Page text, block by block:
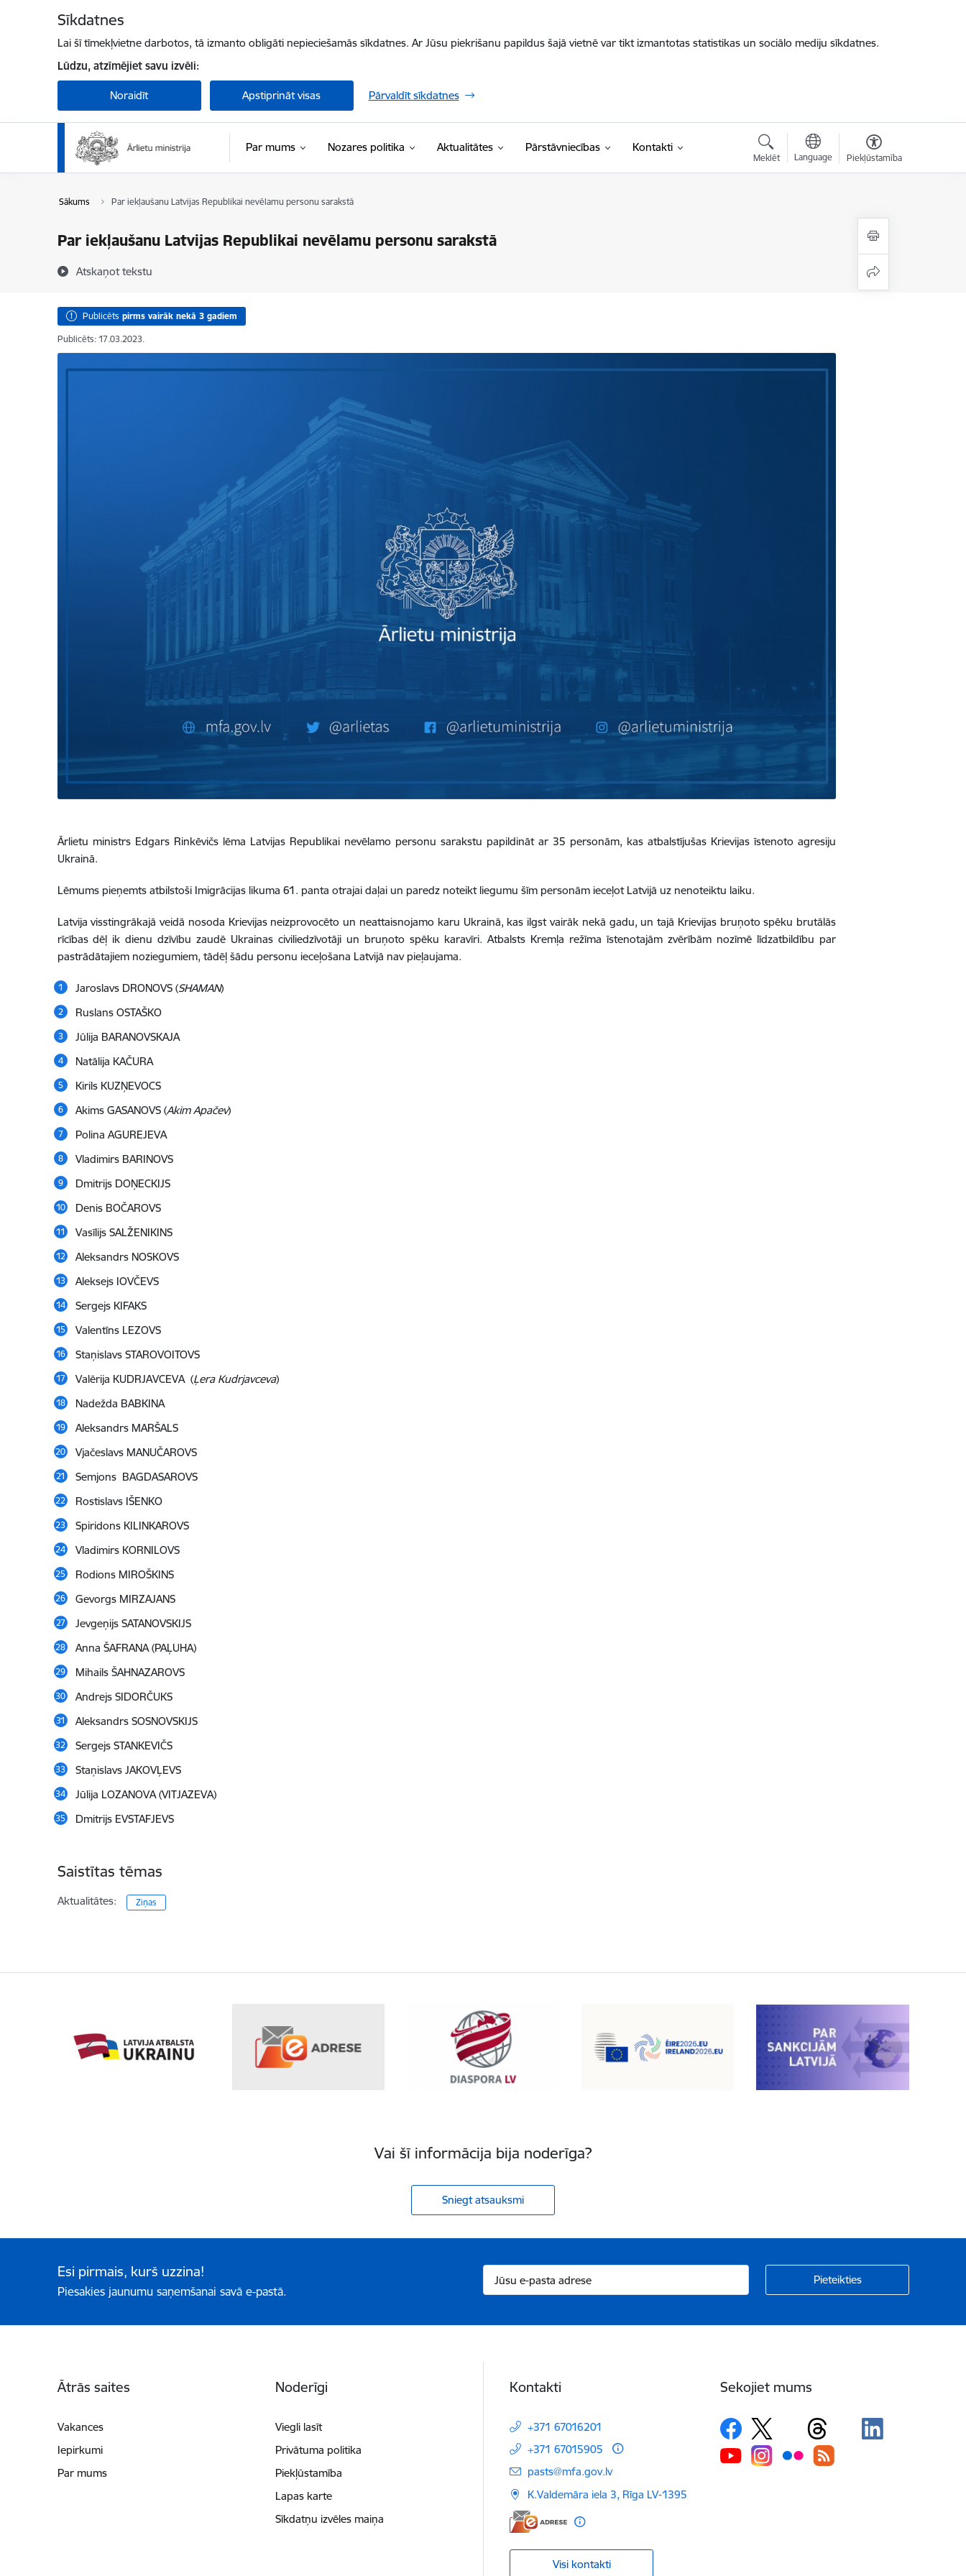
Sīkdatnes
Lai šī tīmekļvietne darbotos, tā izmanto obligāti nepieciešamās sīkdatnes. Ar Jūsu piekrišanu papildus šajā vietnē var tikt izmantotas statistikas un sociālo mediju sīkdatnes.
Lūdzu, atzīmējiet savu izvēli:
Noraidīt Apstiprināt visas Pārvaldīt sīkdatnes
Par mums Nozares politika Aktualitātes Pārstāvniecības Kontakti
Meklēt Language Piekļūstamība
Sākums Par iekļaušanu Latvijas Republikai nevēlamu personu sarakstā
Par iekļaušanu Latvijas Republikai nevēlamu personu sarakstā
Atskaņot tekstu
Publicēts pirms vairāk nekā 3 gadiem
Publicēts: 17.03.2023.
Ārlietu ministrs Edgars Rinkēvičs lēma Latvijas Republikai nevēlamo personu sarakstu papildināt ar 35 personām, kas atbalstījušas Krievijas īstenoto agresiju
Ukrainā.
Lēmums pieņemts atbilstoši Imigrācijas likuma 61. panta otrajai daļai un paredz noteikt liegumu šīm personām ieceļot Latvijā uz nenoteiktu laiku.
Latvija visstingrākajā veidā nosoda Krievijas neizprovocēto un neattaisnojamo karu Ukrainā, kas ilgst vairāk nekā gadu, un tajā Krievijas bruņoto spēku brutālās
rīcības dēļ ik dienu dzīvību zaudē Ukrainas civiliedzīvotāji un bruņoto spēku karavīri. Atbalsts Kremļa režīma īstenotajām zvērībām nozīmē līdzatbildību par
pastrādātajiem noziegumiem, tādēļ šādu personu ieceļošana Latvijā nav pieļaujama.
Jaroslavs DRONOVS (SHAMAN)
Ruslans OSTAŠKO
Jūlija BARANOVSKAJA
Natālija KAČURA
Kirils KUZŅEVOCS
Akims GASANOVS (Аkim Аpačev)
Polina AGUREJEVA
Vladimirs BARINOVS
Dmitrijs DOŅECKIJS
Denis BOČAROVS
Vasīlijs SALŽENIKINS
Aleksandrs NOSKOVS
Aleksejs IOVČEVS
Sergejs KIFAKS
Valentīns LEZOVS
Staņislavs STAROVOITOVS
Valērija KUDRJAVCEVA (Ļera Kudrjavceva)
Nadežda BABKINA
Aleksandrs MARŠALS
Vjačeslavs MANUČAROVS
Semjons BAGDASAROVS
Rostislavs IŠENKO
Spiridons KILINKAROVS
Vladimirs KORNILOVS
Rodions MIROŠKINS
Gevorgs MIRZAJANS
Jevgeņijs SATANOVSKIJS
Anna ŠAFRANA (PAĻUHA)
Mihails ŠAHNAZAROVS
Andrejs SIDORČUKS
Aleksandrs SOSNOVSKIJS
Sergejs STANKEVIČS
Staņislavs JAKOVĻEVS
Jūlija LOZANOVA (VITJAZEVA)
Dmitrijs EVSTAFJEVS
Saistītas tēmas
Aktualitātes: Ziņas
Vai šī informācija bija noderīga?
Sniegt atsauksmi
Esi pirmais, kurš uzzina!
Piesakies jaunumu saņemšanai savā e-pastā.
Ātrās saites
Vakances
Iepirkumi
Par mums
Noderīgi
Viegli lasīt
Privātuma politika
Piekļūstamība
Lapas karte
Sīkdatņu izvēles maiņa
Kontakti
+371 67016201
+371 67015905
E-pasts:
pasts@mfa.gov.lv
K.Valdemāra iela 3, Rīga LV-1395
Visi kontakti
Sekojiet mums